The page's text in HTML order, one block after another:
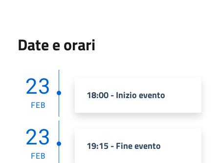
Date e orari
23
FEB
18:00 - Inizio evento
23
FEB
19:15 - Fine evento